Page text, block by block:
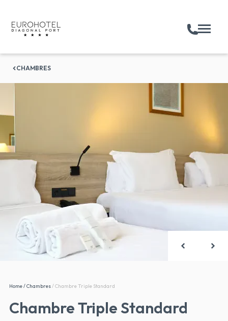
CHAMBRES
Home/Chambres/Chambre Triple Standard
Chambre Triple Standard